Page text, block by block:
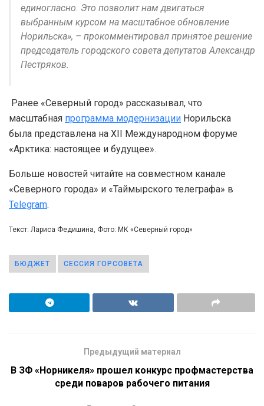
единогласно. Это позволит нам двигаться
выбранным курсом на масштабное обновление
Норильска», – прокомментировал принятое решение
председатель городского совета депутатов Александр
Пестряков.
Ранее «Северный город» рассказывал, что
масштабная программа модернизации Норильска
была представлена на XII Международном форуме
«Арктика: настоящее и будущее».
Больше новостей читайте на совместном канале
«Северного города» и «Таймырского телеграфа» в
Telegram.
Текст: Лариса Федишина, Фото: МК «Северный город»
БЮДЖЕТ СЕССИЯ ГОРСОВЕТА
Предыдущий материал
В ЗФ «Норникеля» прошел конкурс профмастерства
среди поваров рабочего питания